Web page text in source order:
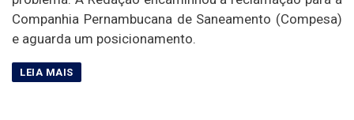
Companhia Pernambucana de Saneamento (Compesa)
e aguarda um posicionamento.